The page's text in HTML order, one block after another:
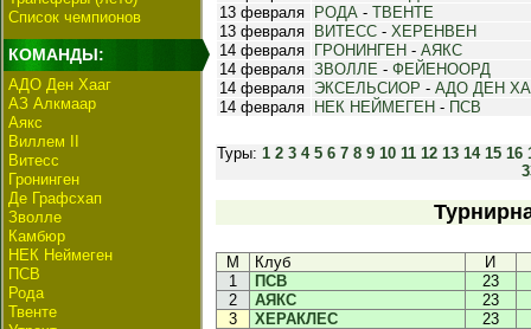
Список чемпионов
КОМАНДЫ:
АДО Ден Хааг
АЗ Алкмаар
Аякс
Виллем II
Витесс
Гронинген
Де Графсхап
Зволле
Камбюр
НЕК Неймеген
ПСВ
Рода
Твенте
13 февраля
РОДА - ТВЕНТЕ
13 февраля
ВИТЕСС - ХЕРЕНВЕН
14 февраля
ГРОНИНГЕН - АЯКС
14 февраля ЗВОЛЛЕ - ФЕЙЕНООРД
14 февраля ЭКСЕЛЬСИОР - АДО ДЕН
14 февраля
НЕК НЕЙМЕГЕН - ПСВ
Туры: 1 2 3 4 5 6 7 8 9 10 11 12 13 14 15 16
М Клуб
И
1
ПСВ
23
2
АЯКС
23
3
ХЕРАКЛЕС
23